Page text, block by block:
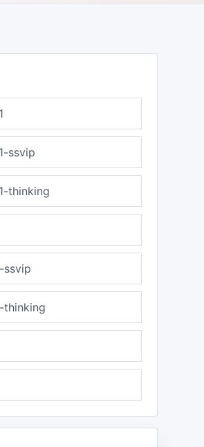
ssvip
thinking
ssvip
thinking